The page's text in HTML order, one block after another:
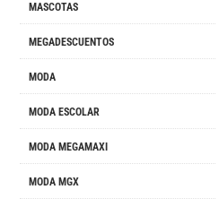
MASCOTAS
MEGADESCUENTOS
MODA
MODA ESCOLAR
MODA MEGAMAXI
MODA MGX